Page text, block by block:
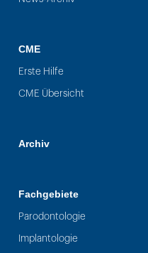
CME
Erste Hilfe
CME Übersicht
Archiv
Fachgebiete
Parodontologie
Implantologie